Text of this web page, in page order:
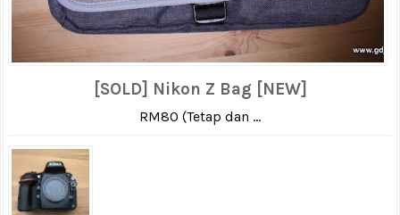
[SOLD] Nikon Z Bag [NEW]
RM80 (Tetap dan ...